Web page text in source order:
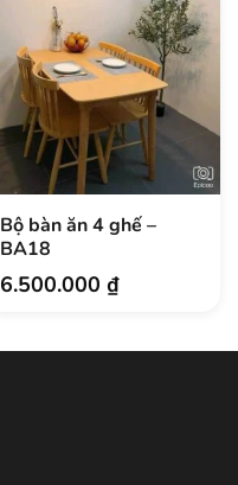
Bộ bàn ăn 4 ghế –
BA18
6.500.000₫